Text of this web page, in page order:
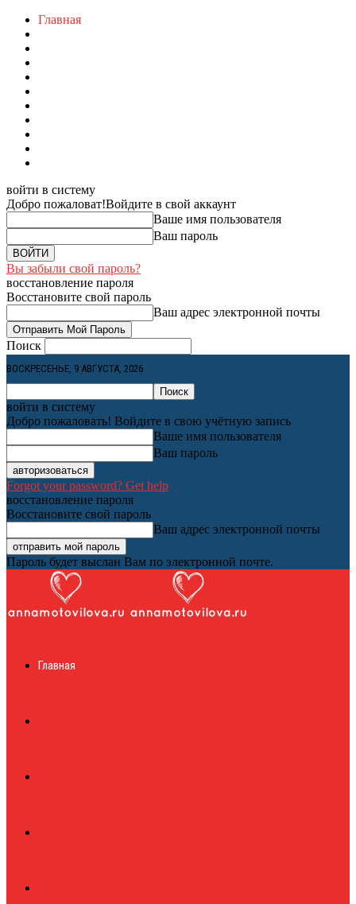
Главная
войти в систему
Добро пожаловат!Войдите в свой аккаунт
Ваше имя пользователя
Ваш пароль
Вы забыли свой пароль?
восстановление пароля
Восстановите свой пароль
Ваш адрес электронной почты
Поиск
ВОСКРЕСЕНЬЕ, 9 АВГУСТА, 2026
войти в систему
Добро пожаловать! Войдите в свою учётную запись
Ваше имя пользователя
Ваш пароль
Forgot your password? Get help
восстановление пароля
Восстановите свой пароль
Ваш адрес электронной почты
Пароль будет выслан Вам по электронной почте.
журналГлавная